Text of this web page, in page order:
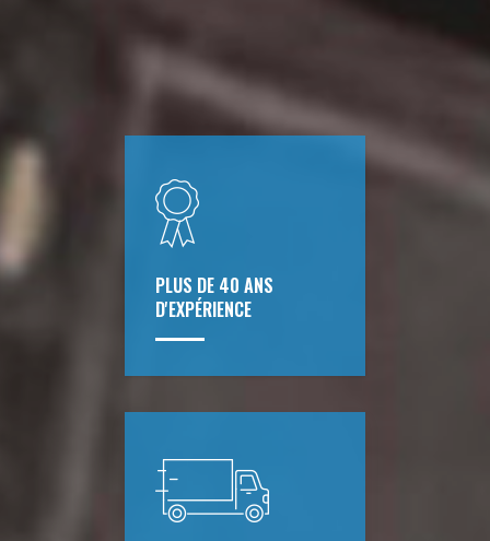
PLUS DE 40 ANS
D'EXPÉRIENCE